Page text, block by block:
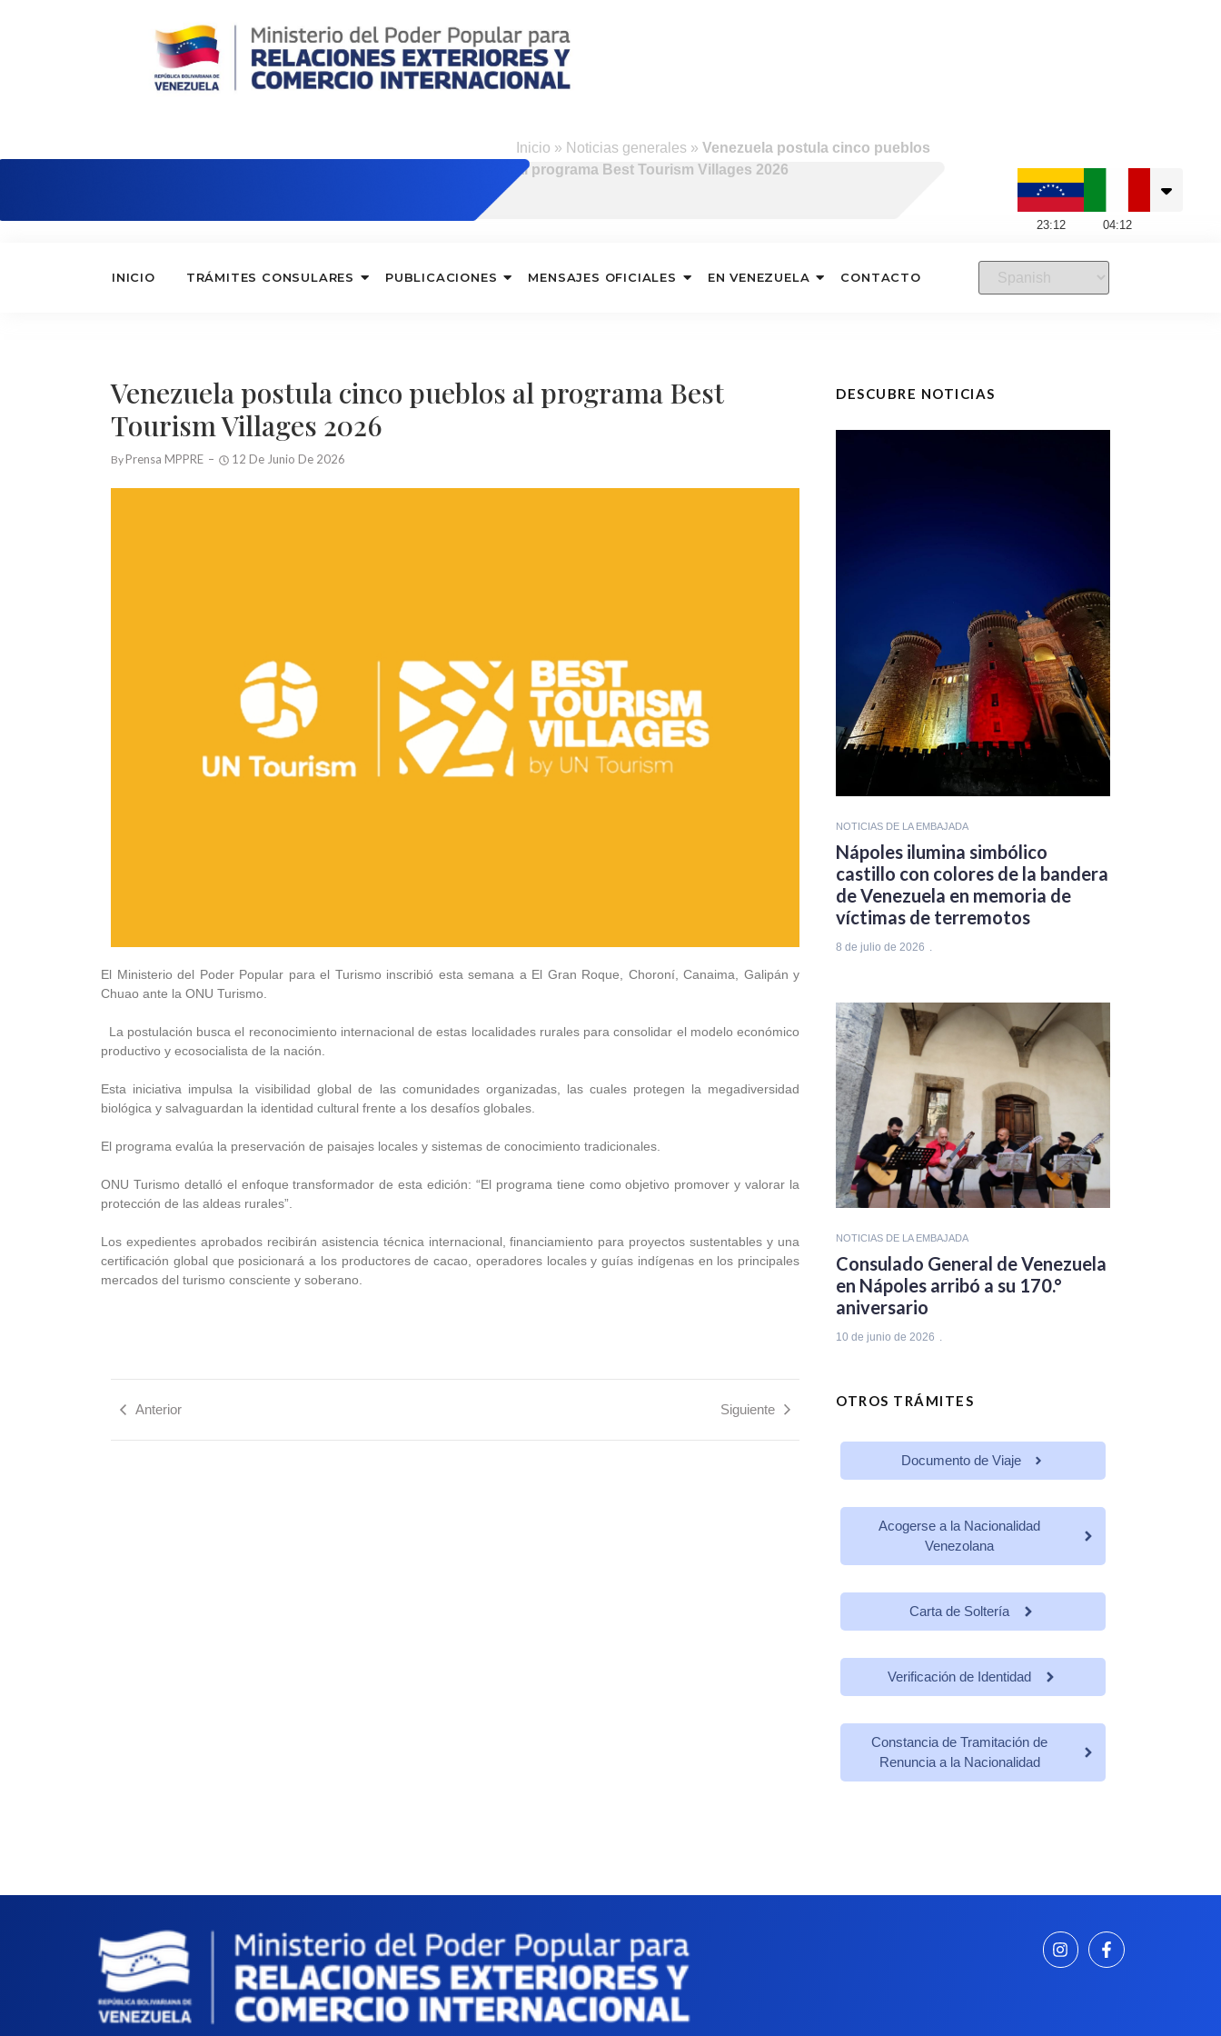
Inicio » Noticias generales » Venezuela postula cinco pueblos
al programa Best Tourism Villages 2026
23:12 04:12
INICIO TRÁMITES CONSULARES PUBLICACIONES MENSAJES OFICIALES EN VENEZUELA CONTACTO
Venezuela postula cinco pueblos al programa Best
Tourism Villages 2026
By Prensa MPPRE 12 De Junio De 2026
El Ministerio del Poder Popular para el Turismo inscribió esta semana a El Gran Roque, Choroní, Canaima, Galipán y
Chuao ante la ONU Turismo.
La postulación busca el reconocimiento internacional de estas localidades rurales para consolidar el modelo económico
productivo y ecosocialista de la nación.
Esta iniciativa impulsa la visibilidad global de las comunidades organizadas, las cuales protegen la megadiversidad
biológica y salvaguardan la identidad cultural frente a los desafíos globales.
El programa evalúa la preservación de paisajes locales y sistemas de conocimiento tradicionales.
ONU Turismo detalló el enfoque transformador de esta edición: “El programa tiene como objetivo promover y valorar la
protección de las aldeas rurales”.
Los expedientes aprobados recibirán asistencia técnica internacional, financiamiento para proyectos sustentables y una
certificación global que posicionará a los productores de cacao, operadores locales y guías indígenas en los principales
mercados del turismo consciente y soberano.
Anterior Siguiente
DESCUBRE NOTICIAS
NOTICIAS DE LA EMBAJADA
Nápoles ilumina simbólico
castillo con colores de la bandera
de Venezuela en memoria de
víctimas de terremotos
8 de julio de 2026
NOTICIAS DE LA EMBAJADA
Consulado General de Venezuela
en Nápoles arribó a su 170.°
aniversario
10 de junio de 2026
OTROS TRÁMITES
Documento de Viaje
Acogerse a la Nacionalidad
Venezolana
Carta de Soltería
Verificación de Identidad
Constancia de Tramitación de
Renuncia a la Nacionalidad